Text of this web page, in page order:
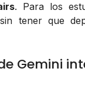
. Para los
tener que
Gemini